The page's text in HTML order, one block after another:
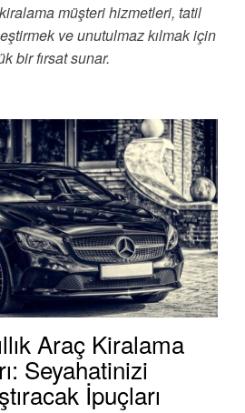
müşteri hizmetleri, tatil
ve unutulmaz kılmak için
bir fırsat sunar.
Araç Kiralama
Seyahatinizi
İpuçları